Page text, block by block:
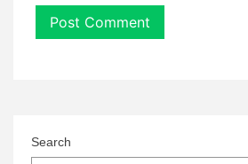
Search